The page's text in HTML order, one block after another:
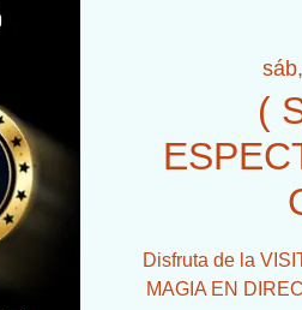
(
Disfruta de la
MAGIA EN